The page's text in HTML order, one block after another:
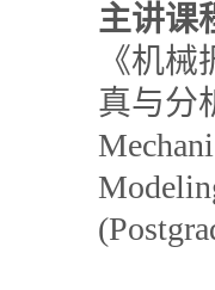
主讲课
《机
真与分